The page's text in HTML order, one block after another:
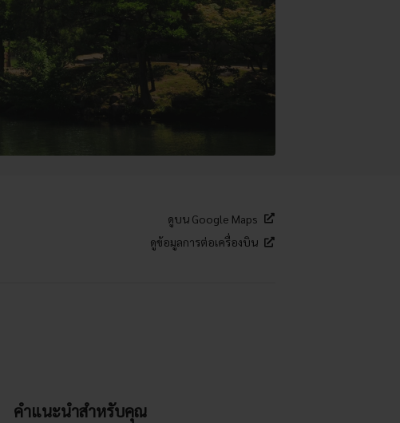
ดูบน Google Maps
ดูข้อมูลการต่อเครื่องบิน
คำแนะนำสำหรับคุณ